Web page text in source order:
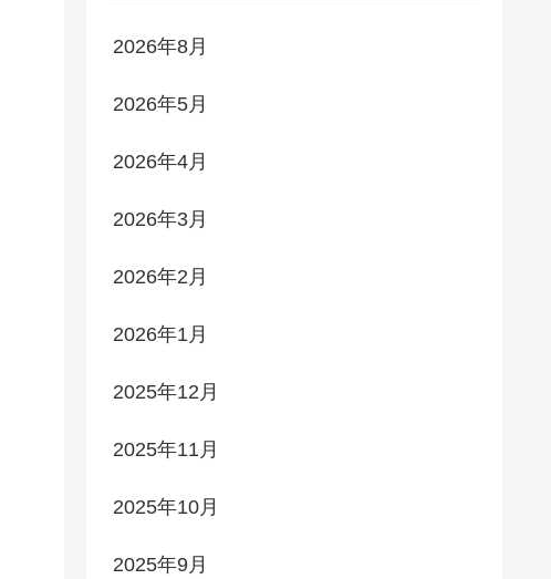
2026年8月
2026年5月
2026年4月
2026年3月
2026年2月
2026年1月
2025年12月
2025年11月
2025年10月
2025年9月